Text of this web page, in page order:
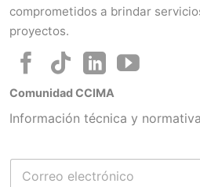
comprometidos a brindar
proyectos.
Comunidad CCIMA
Información técnica y